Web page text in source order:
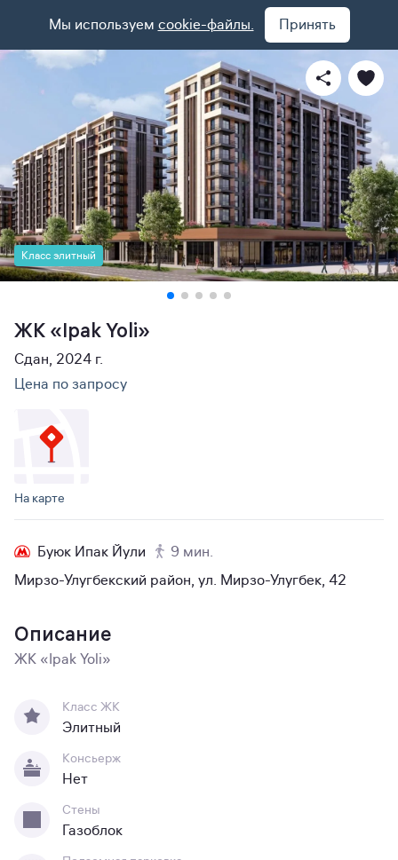
Мы используем cookie-файлы. Принять
Класс элитный
ЖК «Ipak Yoli»
Сдан, 2024 г.
Цена по запросу
На карте
Буюк Ипак Йули
9 мин.
Мирзо-Улугбекский район, ул. Мирзо-Улугбек, 42
Описание
ЖК «Ipak Yoli»
Класс ЖК
Элитный
Консьерж
Нет
Стены
Газоблок